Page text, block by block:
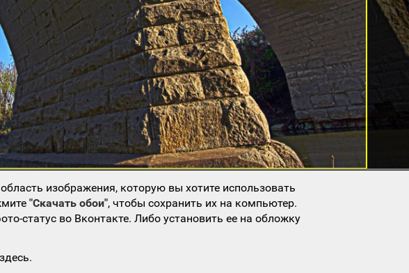
изображения, которую вы хотите использовать
"Скачать обои", чтобы сохранить их на компьютер.
статус во Вконтакте. Либо установить ее на обложку